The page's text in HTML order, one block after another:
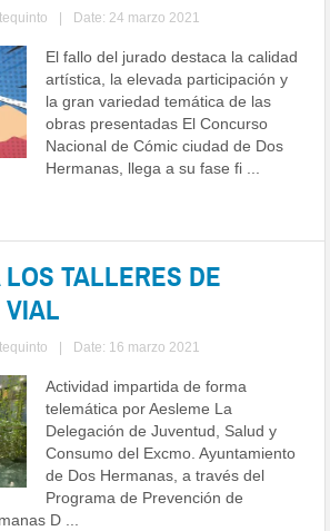
Date: 24 marzo 2021
El fallo del jurado destaca la calidad
artística, la elevada participación y
la gran variedad temática de las
obras presentadas El Concurso
Nacional de Cómic ciudad de Dos
Hermanas, llega a su fase fi ...
TALLERES DE
VIAL
Date: 16 marzo 2021
Actividad impartida de forma
telemática por Aesleme La
Delegación de Juventud, Salud y
Consumo del Excmo. Ayuntamiento
de Dos Hermanas, a través del
Programa de Prevención de
D ...